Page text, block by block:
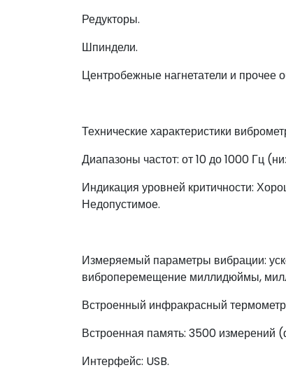
Редукторы.
Шпиндели.
Центробежные нагнетатели и прочее
Технические характеристики
Диапазоны частот: от 10 до 1000 Гц
Индикация уровней критичности:
Недопустимое.
Измеряемый параметры вибрации:
виброперемещение миллидюймы,
Встроенный инфракрасный
Встроенная память: 3500
Интерфейс: USB.